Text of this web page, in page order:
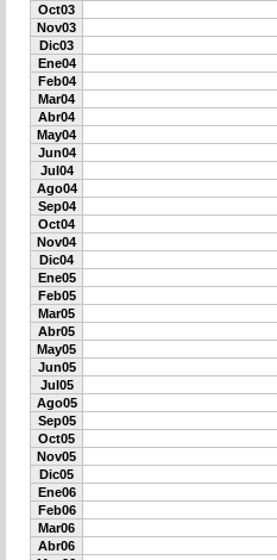
Oct03
Nov03
Dic03
Ene04
Feb04
Mar04
Abr04
May04
Jun04
Jul04
Ago04
Sep04
Oct04
Nov04
Dic04
Ene05
Feb05
Mar05
Abr05
May05
Jun05
Jul05
Ago05
Sep05
Oct05
Nov05
Dic05
Ene06
Feb06
Mar06
Abr06